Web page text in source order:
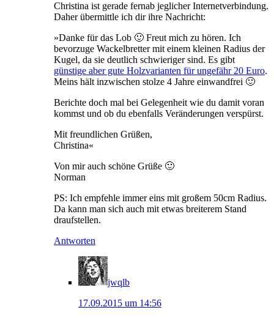
Christina ist gerade fernab jeglicher Internetverbindung.
Daher übermittle ich dir ihre Nachricht:
»Danke für das Lob 🙂 Freut mich zu hören. Ich
bevorzuge Wackelbretter mit einem kleinen Radius der
Kugel, da sie deutlich schwieriger sind. Es gibt
günstige aber gute Holzvarianten für ungefähr 20 Euro.
Meins hält inzwischen stolze 4 Jahre einwandfrei 🙂
Berichte doch mal bei Gelegenheit wie du damit voran
kommst und ob du ebenfalls Veränderungen verspürst.
Mit freundlichen Grüßen,
Christina«
Von mir auch schöne Grüße 🙂
Norman
PS: Ich empfehle immer eins mit großem 50cm Radius.
Da kann man sich auch mit etwas breiterem Stand
draufstellen.
Antworten
jwqlb
17.09.2015 um 14:56